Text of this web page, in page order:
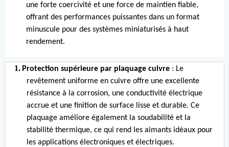
une forte coercivité et une force de maintien fiable,
offrant des performances puissantes dans un format
minuscule pour des systèmes miniaturisés à haut
rendement.
1. Protection supérieure par plaquage cuivre: Le
revêtement uniforme en cuivre offre une excellente
résistance à la corrosion, une conductivité électrique
accrue et une finition de surface lisse et durable. Ce
plaquage améliore également la soudabilité et la
stabilité thermique, ce qui rend les aimants idéaux pour
les applications électroniques et électriques.